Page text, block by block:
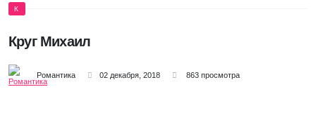
К
Круг Михаил
Романтика 02 декабря, 2018 863 просмотра